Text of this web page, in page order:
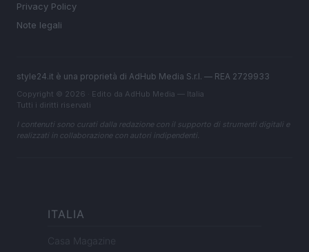
Privacy Policy
Note legali
style24.it è una proprietà di AdHub Media S.r.l. — REA 2729933
Copyright © 2026 · Edito da AdHub Media — Italia
Tutti i diritti riservati
I contenuti sono curati dalla redazione con il supporto di strumenti digitali e
realizzati in collaborazione con autori indipendenti.
ITALIA
Casa Magazine